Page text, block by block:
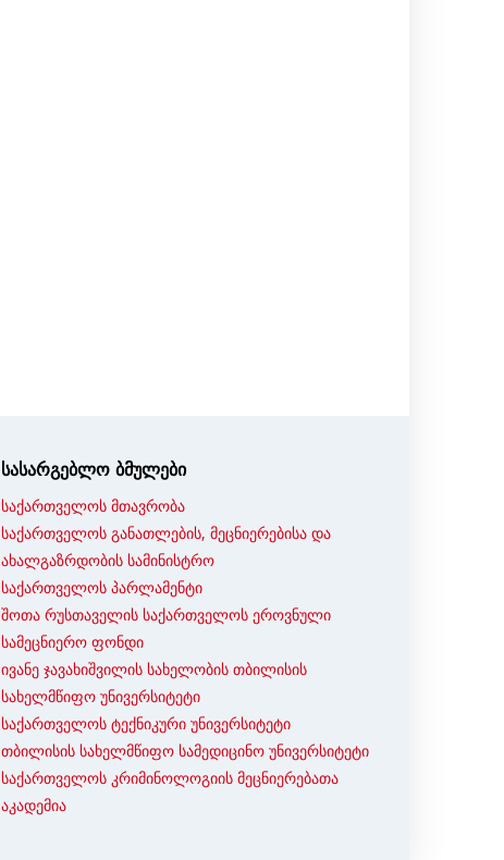
სასარგებლო ბმულები
საქართველოს მთავრობა
საქართველოს განათლების, მეცნიერებისა და
ახალგაზრდობის სამინისტრო
საქართველოს პარლამენტი
შოთა რუსთაველის საქართველოს ეროვნული
სამეცნიერო ფონდი
ივანე ჯავახიშვილის სახელობის თბილისის
სახელმწიფო უნივერსიტეტი
საქართველოს ტექნიკური უნივერსიტეტი
თბილისის სახელმწიფო სამედიცინო უნივერსიტეტი
საქართველოს კრიმინოლოგიის მეცნიერებათა
აკადემია